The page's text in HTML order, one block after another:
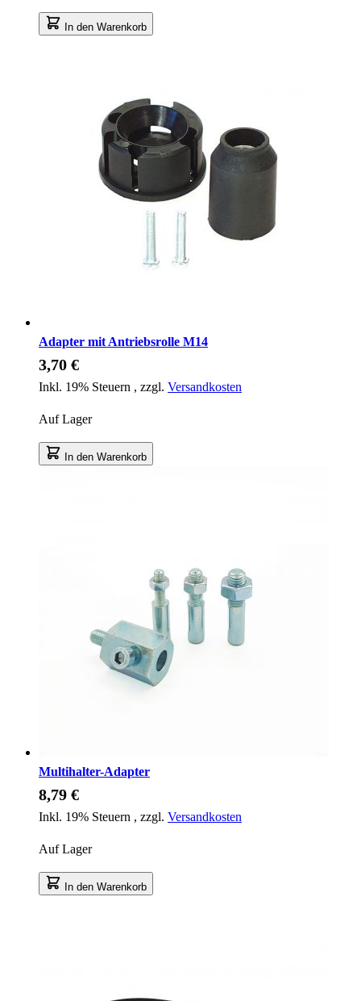
In den Warenkorb
Adapter mit Antriebsrolle M14
3,70 €
Inkl. 19% Steuern , zzgl. Versandkosten
Auf Lager
In den Warenkorb
Multihalter-Adapter
8,79 €
Inkl. 19% Steuern , zzgl. Versandkosten
Auf Lager
In den Warenkorb